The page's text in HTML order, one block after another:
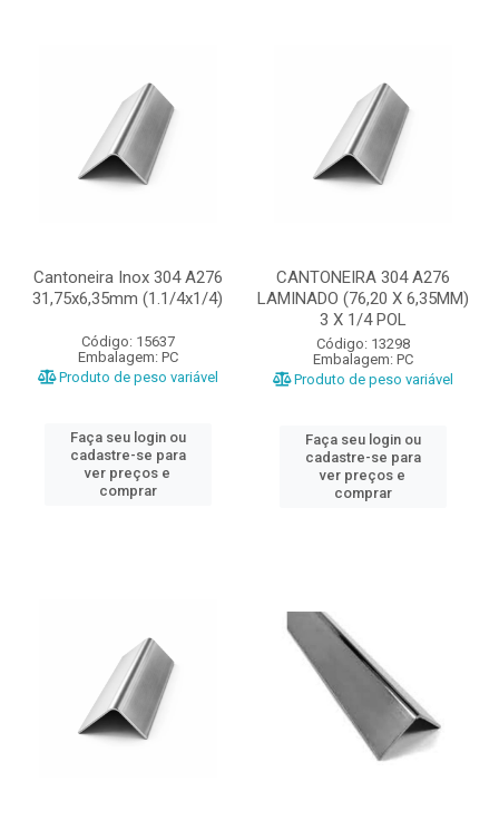
Cantoneira Inox 304 A276
31,75x6,35mm (1.1/4x1/4)
Código: 15637
Embalagem: PC
Produto de peso variável
Faça seu login ou
cadastre-se para
ver preços e
comprar
CANTONEIRA 304 A276
LAMINADO (76,20 X 6,35MM)
3 X 1/4 POL
Código: 13298
Embalagem: PC
Produto de peso variável
Faça seu login ou
cadastre-se para
ver preços e
comprar